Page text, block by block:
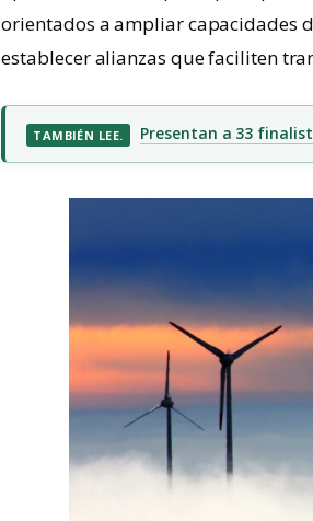
orientados a ampliar capacidades
establecer alianzas que faciliten
TAMBIÉN LEE. Presentan a 33